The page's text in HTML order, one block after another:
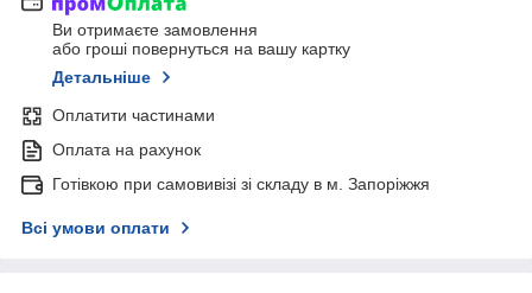
Ви отримаєте замовлення
або гроші повернуться на вашу картку
Детальніше
Оплатити частинами
Оплата на рахунок
Готівкою при самовивізі зі складу в м. Запоріжжя
Всі умови оплати